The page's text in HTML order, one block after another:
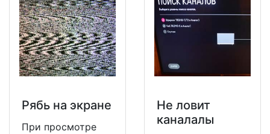
Рябь на экране
При просмотре
Не ловит
каналалы